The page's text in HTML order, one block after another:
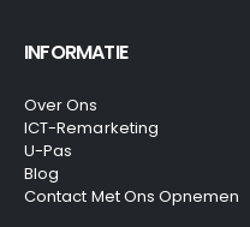
INFORMATIE
Over Ons
ICT-Remarketing
U-Pas
Blog
Contact Met Ons Opnemen